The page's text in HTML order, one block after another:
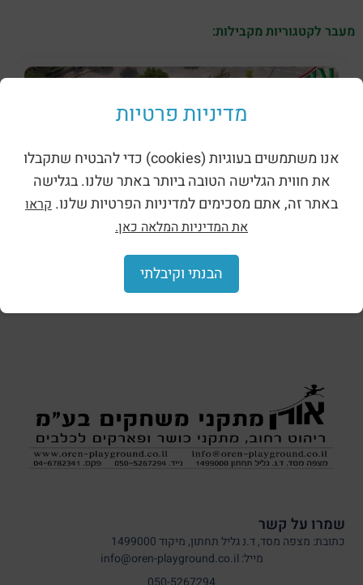
מעבר לקטגוריות מקבילות:
הצללות וסככות
שמרו על קשר
כתובת: מצפה מסד, ד.נ גליל תחתון, מיקוד 1499000
מייל: info@oren-playground.co.il
מדיניות פרטיות
אנו משתמשים בעוגיות (cookies) כדי להבטיח שתקבלו
את חווית הגלישה הטובה ביותר באתר שלנו. בגלישה
באתר זה, אתם מסכימים למדיניות הפרטיות שלנו. קראו
את המדיניות המלאה כאן.
הבנתי וקיבלתי